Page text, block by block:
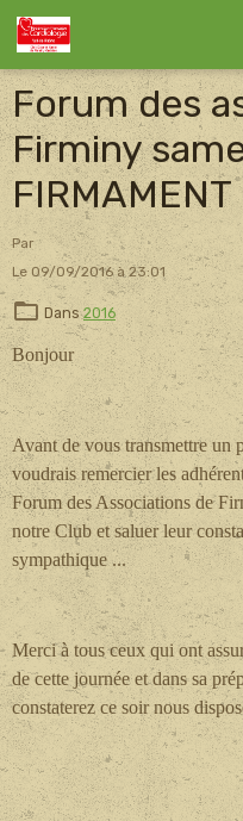
Forum des
Firminy
FIRMAMENT
Par
Le 09/09/2016 à 23:01
Dans2016
Bonjour
Avant de vous transmettre un
voudrais remercier les
Forum des Associations de
notre Club et saluer leur
sympathique ...
Merci à tous ceux qui ont
de cette journée et dans sa
constaterez ce soir nous